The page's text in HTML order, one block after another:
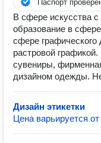
Паспорт
В сфере искусства
образование в
сфере графического
растровой
сувениры,
дизайном одежды.
Дизайн этикетки
Цена варьируется